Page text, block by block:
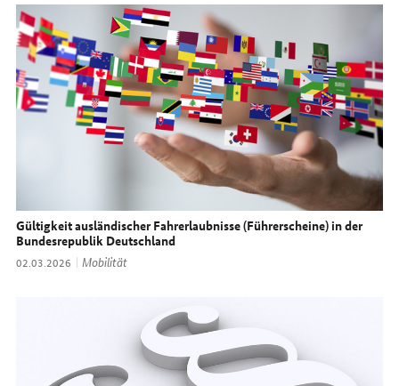
Gültigkeit ausländischer Fahrerlaubnisse (Führerscheine) in der
Bundesrepublik Deutschland
Datum:
02.03.2026 Thema:
Mobilität